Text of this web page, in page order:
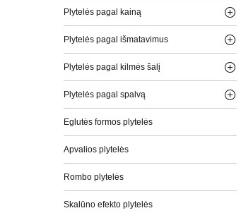
Plytelės pagal kainą
Plytelės pagal išmatavimus
Plytelės pagal kilmės šalį
Plytelės pagal spalvą
Eglutės formos plytelės
Apvalios plytelės
Rombo plytelės
Skalūno efekto plytelės